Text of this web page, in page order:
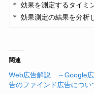
* 効果を測定するタイミ
* 効果測定の結果を分析
関連
Web広告解説 ～Google広
告のファインド広告につい